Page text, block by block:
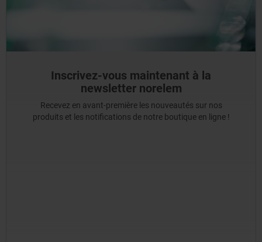
Inscrivez-vous maintenant à la
newsletter norelem
Recevez en avant-première les nouveautés sur nos
produits et les notifications de notre boutique en ligne !